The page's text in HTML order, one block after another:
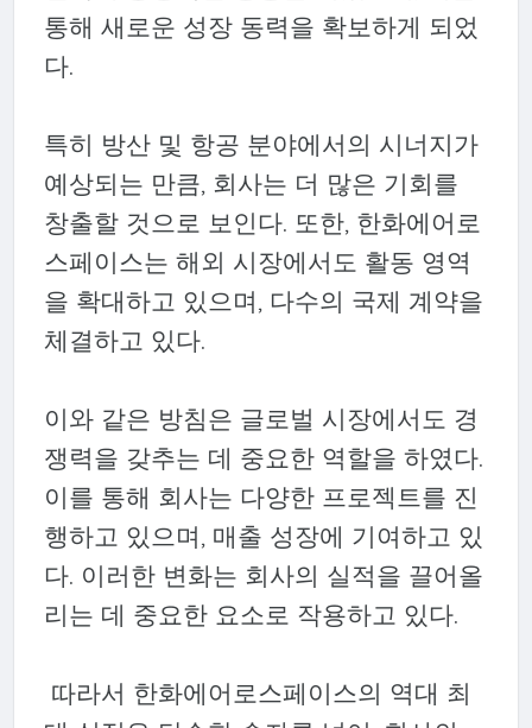
통해 새로운 성장 동력을 확보하게 되었
다.
특히 방산 및 항공 분야에서의 시너지가
예상되는 만큼, 회사는 더 많은 기회를
창출할 것으로 보인다. 또한, 한화에어로
스페이스는 해외 시장에서도 활동 영역
을 확대하고 있으며, 다수의 국제 계약을
체결하고 있다.
이와 같은 방침은 글로벌 시장에서도 경
쟁력을 갖추는 데 중요한 역할을 하였다.
이를 통해 회사는 다양한 프로젝트를 진
행하고 있으며, 매출 성장에 기여하고 있
다. 이러한 변화는 회사의 실적을 끌어올
리는 데 중요한 요소로 작용하고 있다.
따라서 한화에어로스페이스의 역대 최